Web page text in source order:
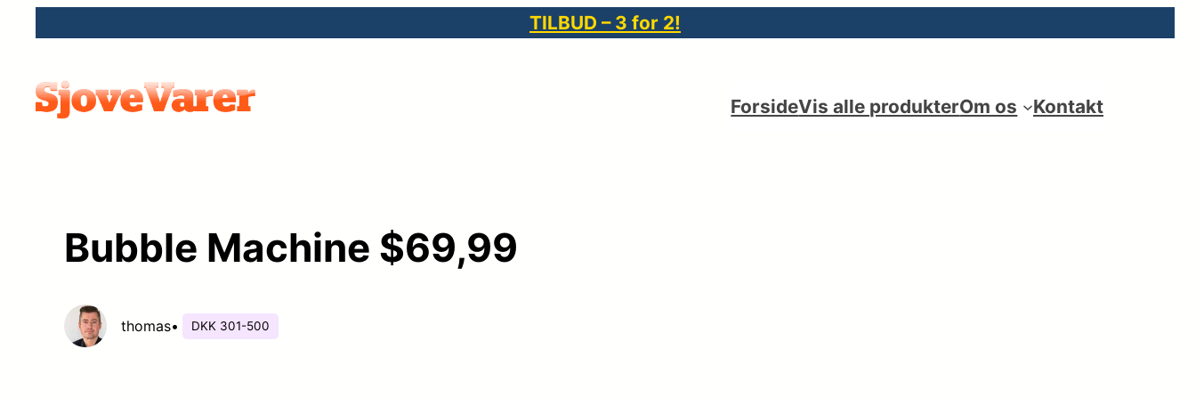
indhold
TILBUD – 3 for 2!
ForsideVis alle produkterOm os Kontakt
Bubble Machine $69,99
thomas• DKK 301-500